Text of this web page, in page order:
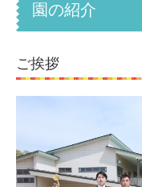
入園説明会・願書受
満３歳児（４年保育
プレ保育
園の紹介
ご挨拶